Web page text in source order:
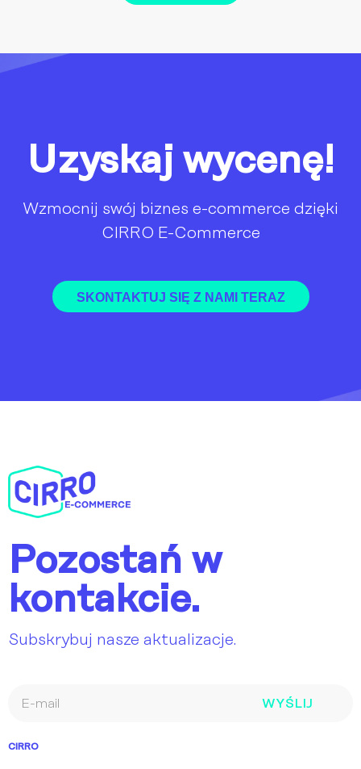
Uzyskaj wycenę!
Wzmocnij swój biznes e-commerce dzięki
CIRRO E-Commerce
SKONTAKTUJ SIĘ Z NAMI TERAZ
Pozostań w
kontakcie.
Subskrybuj nasze aktualizacje.
WYŚLIJ
CIRRO